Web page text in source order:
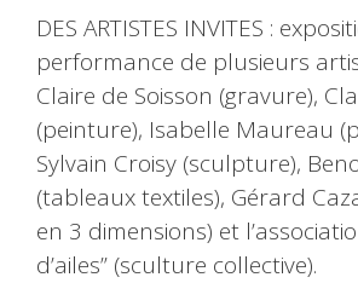
DES ARTISTES INVITES :
performance de plusieurs
Claire de Soisson (gravure),
(peinture), Isabelle Maureau
Sylvain Croisy (sculpture),
(tableaux textiles), Gérard
en 3 dimensions) et
d’ailes” (sculture collective).